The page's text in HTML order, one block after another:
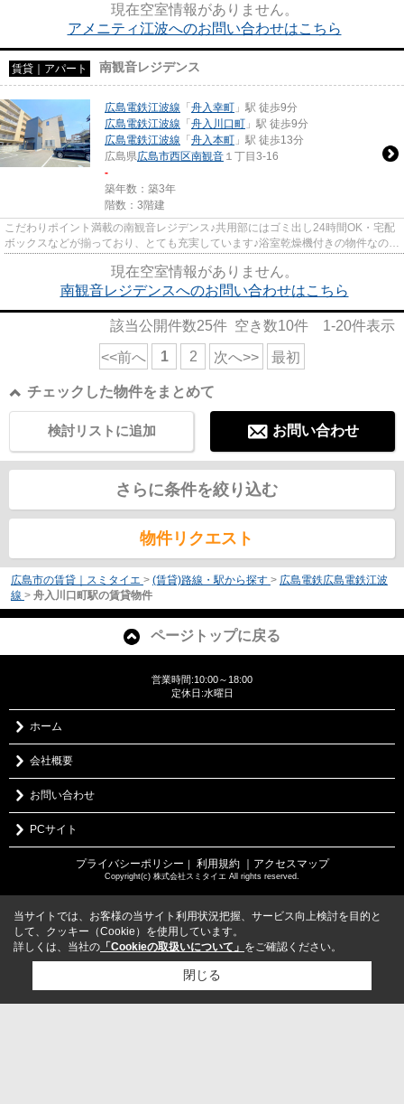
現在空室情報がありません。
アメニティ江波へのお問い合わせはこちら
賃貸｜アパート 南観音レジデンス
広島電鉄江波線 「 舟入幸町 」駅 徒歩9分
広島電鉄江波線 「 舟入川口町 」駅 徒歩9分
広島電鉄江波線 「 舟入本町 」駅 徒歩13分
広島県広島市西区南観音 １丁目3-16
-
築年数：築3年
階数：3階建
こだわりポイント満載の南観音レジデンス♪共用部にはゴミ出し24時間OK・宅配
ボックスなどが揃っており、とても充実しています♪浴室乾燥機付きの物件なの
現在空室情報がありません。
南観音レジデンスへのお問い合わせはこちら
該当公開件数25件 空き数10件 1-20件表示
<<前へ 1 2 次へ>> 最初
チェックした物件をまとめて
お問い合わせ
検討リストに追加
さらに条件を絞り込む
物件リクエスト
広島市の賃貸｜スミタイエ > (賃貸)路線・駅から探す > 広島電鉄広島電鉄江波
線 > 舟入川口町駅の賃貸物件
ページトップに戻る
営業時間:10:00～18:00
定休日:水曜日
ホーム
会社概要
お問い合わせ
PCサイト
プライバシーポリシー ｜ 利用規約 ｜アクセスマップ
Copyright(c) 株式会社スミタイエ All rights reserved.
当サイトでは、お客様の当サイト利用状況把握、サービス向上検討を目的と
して、クッキー（Cookie）を使用しています。
詳しくは、当社の 「Cookieの取扱いについて」 をご確認ください。
閉じる